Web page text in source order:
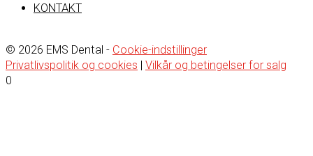
KONTAKT
© 2026 EMS Dental - Cookie-indstillinger
Privatlivspolitik og cookies | Vilkår og betingelser for salg
0